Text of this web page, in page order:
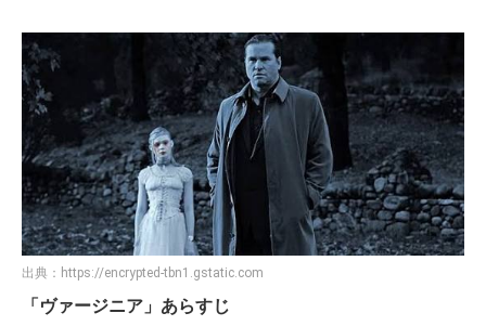
出典： https://encrypted-tbn1.gstatic.com
「ヴァージニア」あらすじ